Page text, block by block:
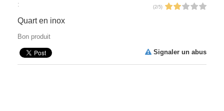
: (2/5)
Quart en inox
Bon produit
Signaler un abus